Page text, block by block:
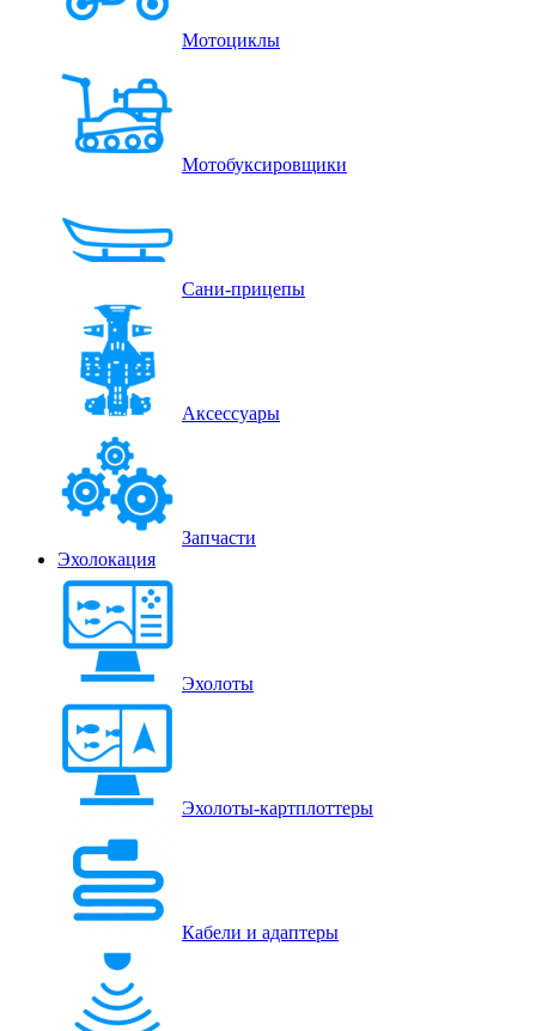
Мотоциклы
Мотобуксировщики
Сани-прицепы
Аксессуары
Запчасти
Эхолокация
Эхолоты
Эхолоты-картплоттеры
Кабели и адаптеры